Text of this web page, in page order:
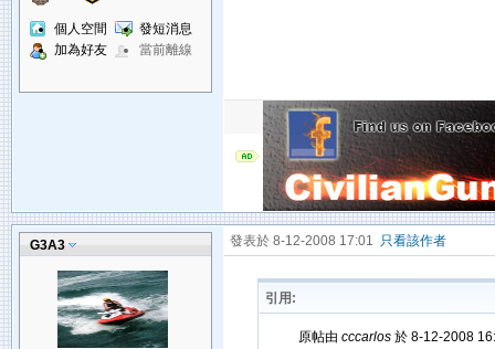
個人空間
發短消息
加為好友
當前離線
G3A3 發表於 8-12-2008 17:01 只看該作者
引用:
原帖由 cccarlos於 8-12-2008